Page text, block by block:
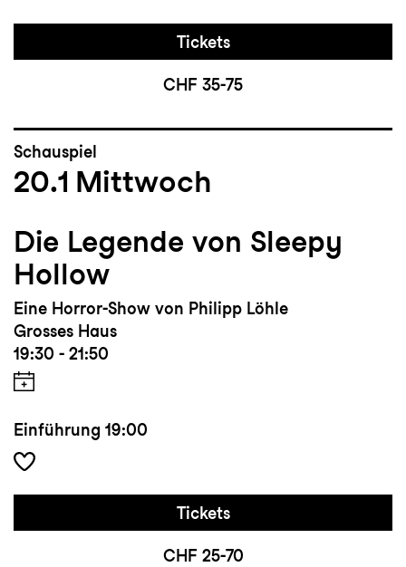
Tickets
CHF 35-75
Schauspiel
20.1 Mittwoch
Die Legende von Sleepy
Hollow
Eine Horror-Show von Philipp Löhle
Grosses Haus
19:30 - 21:50
Einführung 19:00
Tickets
CHF 25-70